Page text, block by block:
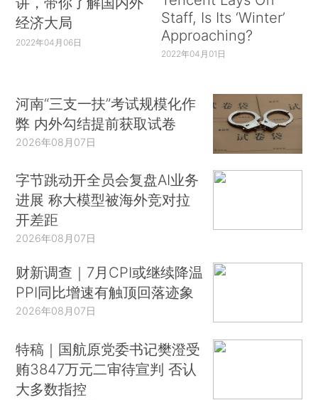
经济大局
2022年04月06日
Staff, Is Its ‘Winter’
Approaching?
2022年04月01日
河南“三支一扶”考试规模化作
弊 内外勾结提前获取试卷
2026年08月07日
字节跳动开全员会复盘AI业务
进展 称大模型被海外竞对拉
开差距
2026年08月07日
财新调查｜7月CPI或继续降温
PPI同比增速有触顶回落迹象
2026年08月07日
特稿｜国航原党委书记樊澄受
贿3847万元二审待宣判 否认
大多数指控